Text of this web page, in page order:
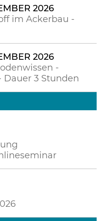
2026
im Ackerbau -
2026
-
3 Stunden